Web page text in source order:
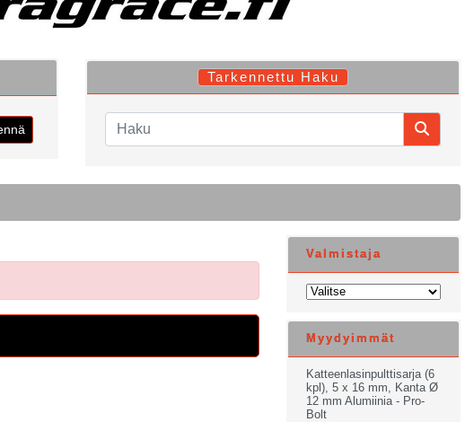
Tarkennettu Haku
Valmistaja
Myydyimmät
Katteenlasinpulttisarja (6
kpl), 5 x 16 mm, Kanta Ø
12 mm Alumiinia - Pro-
Bolt